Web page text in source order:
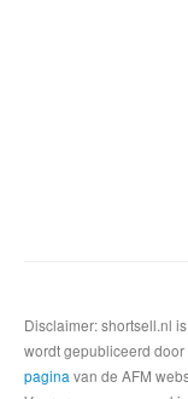
Disclaimer: shortsell.nl
wordt gepubliceerd
pagina van de AFM